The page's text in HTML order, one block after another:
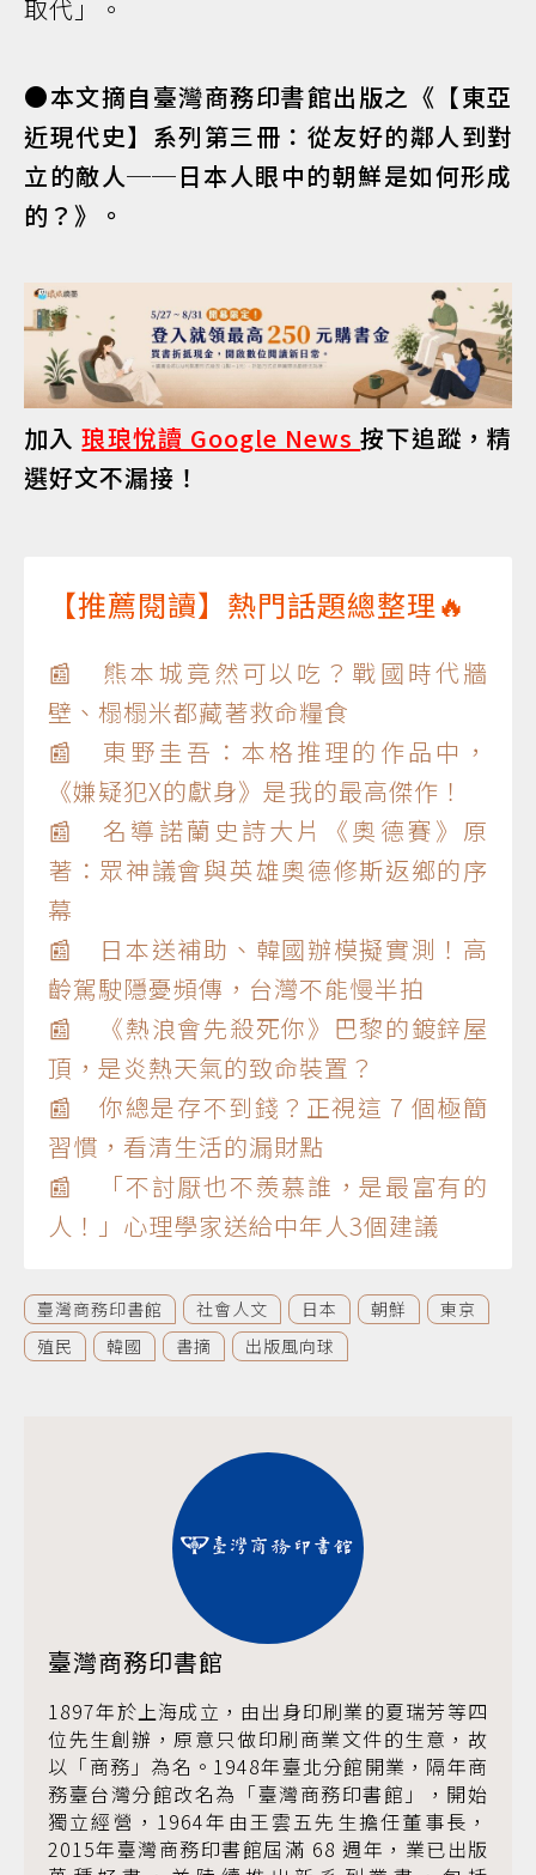
取代」。
●本文摘自臺灣商務印書館出版之《【東亞
近現代史】系列第三冊：從友好的鄰人到對
立的敵人──日本人眼中的朝鮮是如何形成
的？》。
加入琅琅悅讀 Google News按下追蹤，精
選好文不漏接！
【推薦閱讀】熱門話題總整理🔥
📰 熊本城竟然可以吃？戰國時代牆
壁、榻榻米都藏著救命糧食
📰 東野圭吾：本格推理的作品中，
《嫌疑犯X的獻身》是我的最高傑作！
📰 名導諾蘭史詩大片《奧德賽》原
著：眾神議會與英雄奧德修斯返鄉的序
幕
📰 日本送補助、韓國辦模擬實測！高
齡駕駛隱憂頻傳，台灣不能慢半拍
📰 《熱浪會先殺死你》巴黎的鍍鋅屋
頂，是炎熱天氣的致命裝置？
📰 你總是存不到錢？正視這 7 個極簡
習慣，看清生活的漏財點
📰 「不討厭也不羨慕誰，是最富有的
人！」心理學家送給中年人3個建議
臺灣商務印書館 社會人文 日本 朝鮮
東京
殖民
韓國 書摘 出版風向球
臺灣商務印書館
1897年於上海成立，由出身印刷業的夏瑞芳等四
位先生創辦，原意只做印刷商業文件的生意，故
以「商務」為名。1948年臺北分館開業，隔年商
務臺台灣分館改名為「臺灣商務印書館」，開始
獨立經營，1964年由王雲五先生擔任董事長，
2015年臺灣商務印書館屆滿 68 週年，業已出版